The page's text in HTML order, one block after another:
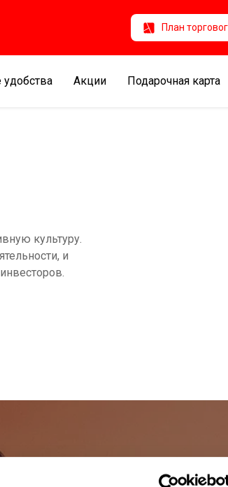
План
Aкции Подарочная карта
культуру.
и
новостей